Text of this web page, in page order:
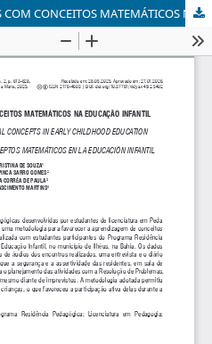
RESOLUÇÃO DE PROBLEMAS COM CONCEITOS MATEMÁTICOS NA EDUCAÇÃO INFANTIL